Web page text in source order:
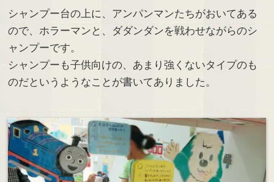
シャンプー台の上に、アンパンマンたちがおいてある
ので、ホラーマンと、ダダンダンを戦わせながらのシ
ャンプーです。
シャンプーも子供向けの、あまり強くないタイプのも
のだというようなことが書いてありました。